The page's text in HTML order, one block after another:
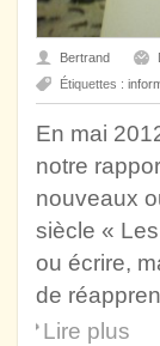
Bertrand
Étiquettes :
En mai
notre
nouveaux
siècle «
ou écrire,
de
Lire plus